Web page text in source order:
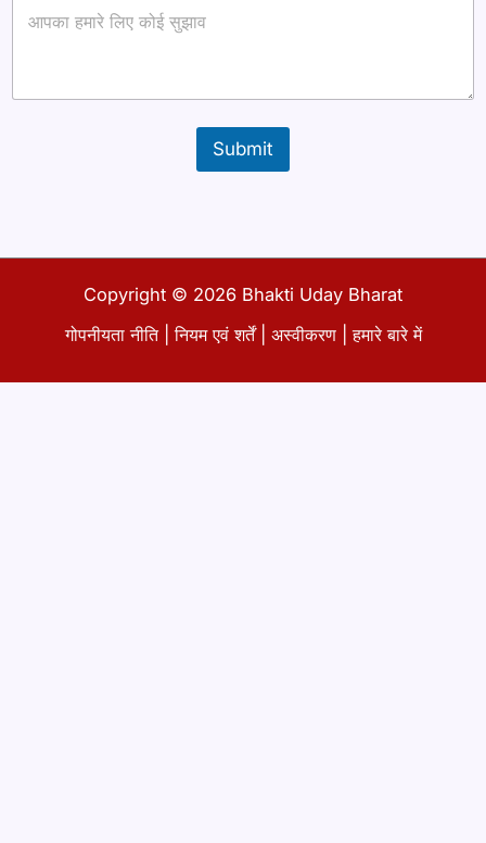
Submit
Copyright © 2026 Bhakti Uday Bharat
गोपनीयता नीति|नियम एवं शर्तें| अस्वीकरण |हमारे बारे में